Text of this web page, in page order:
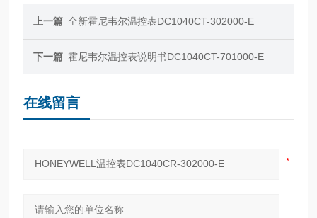
上一篇 全新霍尼韦尔温控表DC1040CT-302000-E
下一篇 霍尼韦尔温控表说明书DC1040CT-701000-E
在线留言